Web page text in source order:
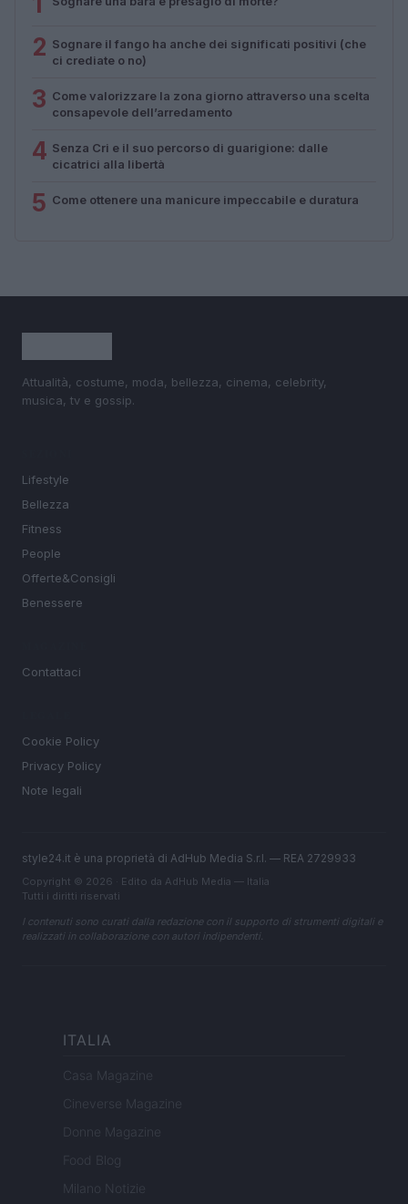
2 Sognare il fango ha anche dei significati positivi (che
ci crediate o no)
3 Come valorizzare la zona giorno attraverso una scelta
consapevole dell’arredamento
4 Senza Cri e il suo percorso di guarigione: dalle
cicatrici alla libertà
5 Come ottenere una manicure impeccabile e duratura
Attualità, costume, moda, bellezza, cinema, celebrity,
musica, tv e gossip.
Lifestyle
Bellezza
Fitness
People
Offerte&Consigli
Benessere
Contattaci
Cookie Policy
Privacy Policy
Note legali
style24.it è una proprietà di AdHub Media S.r.l. — REA 2729933
Copyright © 2026 · Edito da AdHub Media — Italia
Tutti i diritti riservati
I contenuti sono curati dalla redazione con il supporto di strumenti digitali e
realizzati in collaborazione con autori indipendenti.
ITALIA
Casa Magazine
Cineverse Magazine
Donne Magazine
Food Blog
Milano Notizie